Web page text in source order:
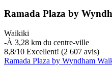
Ramada Plaza by
Waikiki
‐À 3,28 km du centre-ville
8,8/10 Excellent! (2 607 avis)
Ramada Plaza by Wyndham